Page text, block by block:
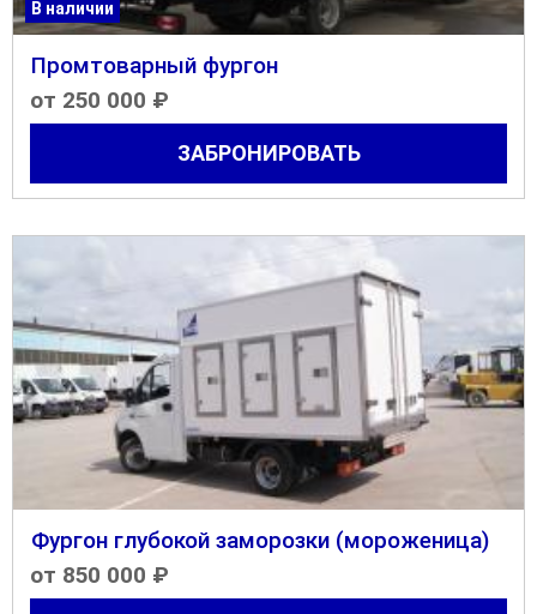
В наличии
Промтоварный фургон
от 250 000 ₽
ЗАБРОНИРОВАТЬ
Фургон глубокой заморозки (мороженица)
от 850 000 ₽